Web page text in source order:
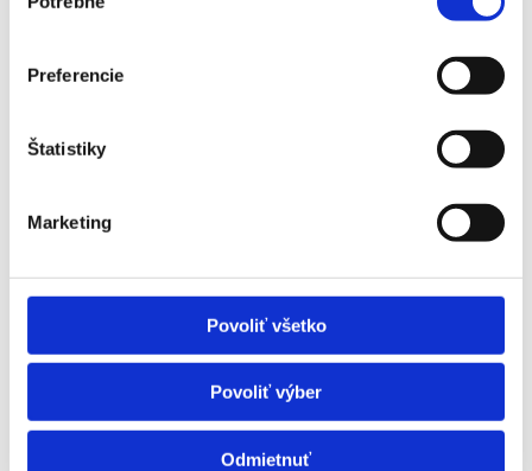
súhlasu
Preferencie
Štatistiky
Marketing
Povoliť všetko
Povoliť výber
Odmietnuť